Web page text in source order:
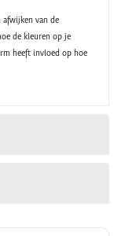
afwijken van de
de kleuren op je
heeft invloed op hoe